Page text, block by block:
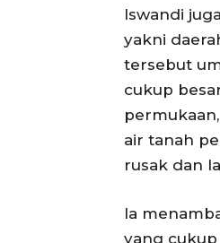
Iswandi
yakni
tersebut
cukup
air tanah
rusak dan
Ia
yang